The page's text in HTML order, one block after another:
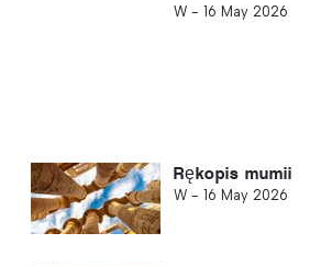
W - 16 May 2026
Rękopis mumii
W - 16 May 2026